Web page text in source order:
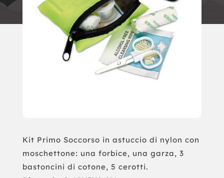
Kit Primo Soccorso in astuccio di nylon con
moschettone: una forbice, una garza, 3
bastoncini di cotone, 5 cerotti.